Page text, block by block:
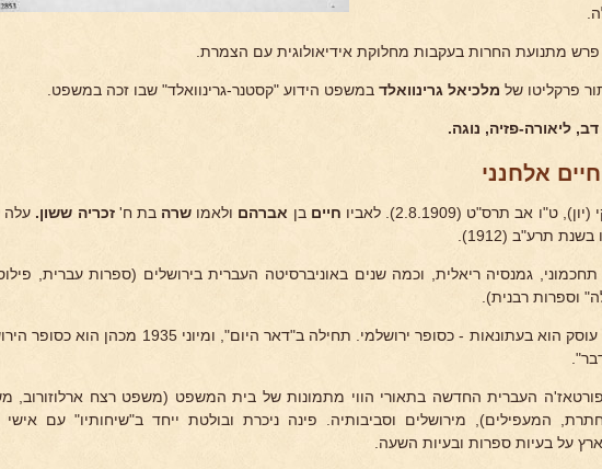
פרקליטו של מלכיאל גרינוואלד במשפט הידוע "קסטנר-גרינוואלד" שבו זכה במשפט.
דב, ליאורה-פזיה, נוגה.
אלחנני
ט"ו אב תרס"ט (2.8.1909). לאביו חיים בן אברהם ולאמו שרה בת ח'זכריה ששון. עלה
תרע"ב (1912).
תחכמוני, גמנסיה ריאלית, וכמה שנים באוניברסיטה העברית בירושלים (ספרות עברית,
וספרות רבנית).
משנת 1931 עוסק הוא בעתונאות - כסופר ירושלמי. תחילה ב"דאר היום", ומיוני 1935
העברית החדשה בתאורי הווי מתמונות של בית המשפט (משפט רצח ארלוזורוב,
המעפילים), מירושלים וסביבותיה. פינה ניכרת ובולטת ייחד ב"שיחותיו" עם אישי
על בעיות ספרות ובעיות השעה.